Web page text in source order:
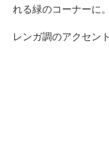
れる緑のコーナーに。
レンガ調のアクセン